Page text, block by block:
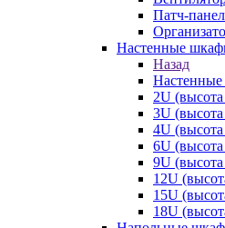
Патч-
Настенные
Назад
2U
3U
4U
6U
9U
12U
15U
18U